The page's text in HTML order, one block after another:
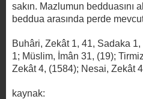
sakın. Mazlumun bedduasını
beddua arasında perde
Buhâri, Zekât 1, 41, Sadaka
1; Müslim, İmân 31, (19);
Zekât 4, (1584); Nesai, Zekât
kaynak: